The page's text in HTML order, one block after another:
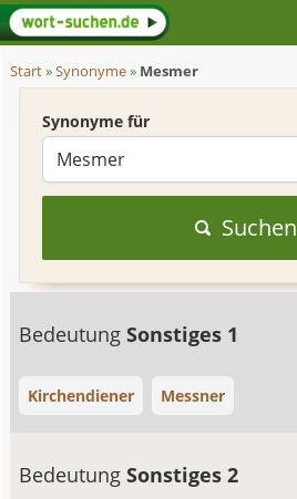
Start»Synonyme» Mesmer
Synonyme für
Suchen
BedeutungSonstiges 1
Kirchendiener Messner
BedeutungSonstiges 2